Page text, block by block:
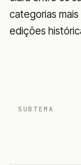
categorias
edições
SUBTEMA